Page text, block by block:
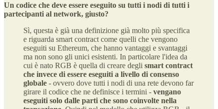
Un codice che deve essere eseguito su tutti i nodi di tutti i
partecipanti al network, giusto?
Sì, questa è già una definizione già molto più specifica
e riguarda smart contract come quelli che vengono
eseguiti su Ethereum, che hanno vantaggi e svantaggi
ma non sono gli unici esistenti. In particolare l'idea da
cui è nato RGB è quella di creare degli smart contract
che invece di essere eseguiti a livello di consenso
globale - ovvero dove tutti i nodi di una rete devono far
girare il codice che ne definisce i termini - vengano
eseguiti solo dalle parti che sono coinvolte nella